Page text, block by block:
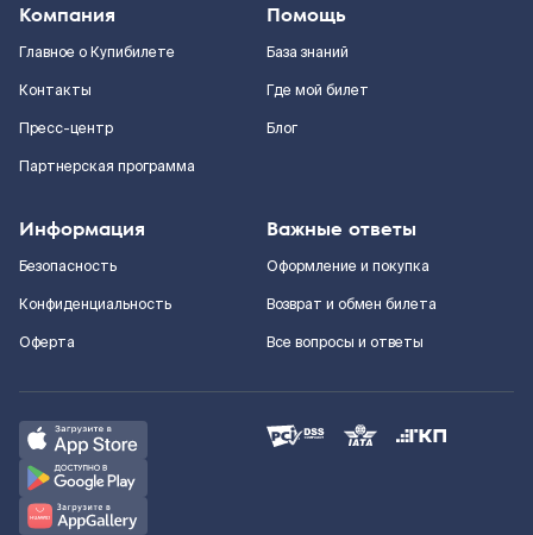
Компания
Главное о Купибилете
Контакты
Пресс-центр
Партнерская программа
Помощь
База знаний
Где мой билет
Блог
Информация
Безопасность
Конфиденциальность
Оферта
Важные ответы
Оформление и покупка
Возврат и обмен билета
Все вопросы и ответы